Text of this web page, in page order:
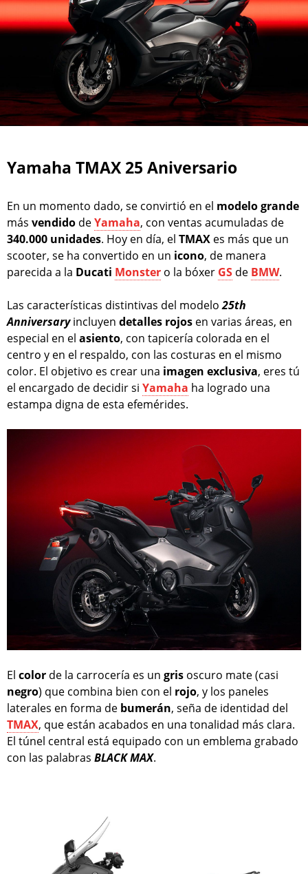
Yamaha TMAX 25 Aniversario
En un momento dado, se convirtió en el modelogrande
más vendido deYamaha, con ventas acumuladas de
340.000 unidades. Hoy en día, el TMAX es más que un
scooter, se ha convertido en un icono, de manera
parecida a la Ducati Monster o la bóxer GS de BMW.
Las características distintivas del modelo25th
Anniversaryincluyen detalles rojos en varias áreas, en
especial en el asiento, con tapicería colorada en el
centro y en el respaldo, con las costuras en el mismo
color. El objetivo es crear una imagen exclusiva, eres tú
el encargado de decidir si Yamaha ha logrado una
estampa digna de esta efemérides.
El color de la carrocería es un gris oscuro mate (casi
negro) que combina bien con el rojo, y los paneles
laterales en forma de bumerán, seña de identidad del
TMAX, que están acabados en una tonalidad más clara.
El túnel central está equipado con un emblema grabado
con las palabras BLACK MAX.